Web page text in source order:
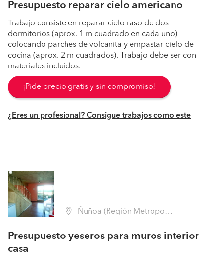
Presupuesto reparar cielo americano
Trabajo consiste en reparar cielo raso de dos
dormitorios (aprox. 1 m cuadrado en cada uno)
colocando parches de volcanita y empastar cielo de
cocina (aprox. 2 m cuadrados). Trabajo debe ser con
materiales incluidos.
¡Pide precio gratis y sin compromiso!
¿Eres un profesional? Consigue trabajos como este
Ñuñoa (Región Metropolitana - Santiago)
Presupuesto yeseros para muros interior
casa